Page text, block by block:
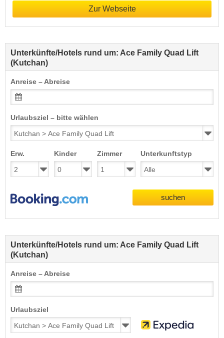
Zur Webseite
Unterkünfte/Hotels rund um: Ace Family Quad Lift
(Kutchan)
Anreise – Abreise
Urlaubsziel – bitte wählen
Erw. Kinder Zimmer Unterkunftstyp
suchen
Unterkünfte/Hotels rund um: Ace Family Quad Lift
(Kutchan)
Anreise – Abreise
Urlaubsziel